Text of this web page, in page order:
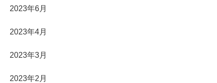
2023年6月
2023年4月
2023年3月
2023年2月